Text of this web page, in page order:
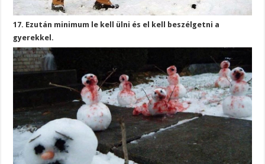
17. Ezután minimum le kell ülni és el kell beszélgetni a
gyerekkel.